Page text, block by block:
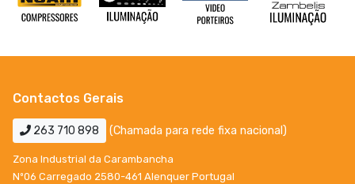
Contactos Gerais
263 710 898 (Chamada para rede fixa nacional)
Zona Industrial da Carambancha
Nº06 Carregado 2580-461 Alenquer Portugal